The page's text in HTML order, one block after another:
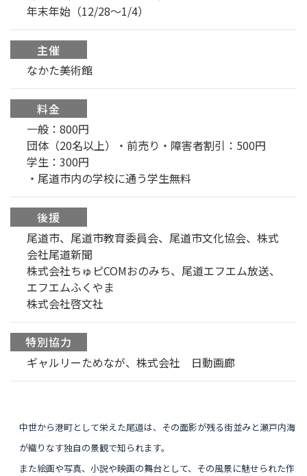
年末年始（12/28〜1/4）
主催
なかた美術館
料金
一般：800円
団体（20名以上）・前売り・障害者割引：500円
学生：300円
・尾道市内の学校に通う学生無料
後援
尾道市、尾道市教育委員会、尾道市文化協会、株式
会社尾道新聞
株式会社ちゅピCOMおのみち、尾道エフエム放送、
エフエムふくやま
株式会社啓文社
特別協力
ギャルリーためなが、株式会社 日動画廊
中世から港町として栄えた尾道は、その面影が残る街並みと瀬戸内海
が織りなす独自の景観で知られます。
また絵画や写真、小説や映画の舞台として、その風景に魅せられた作